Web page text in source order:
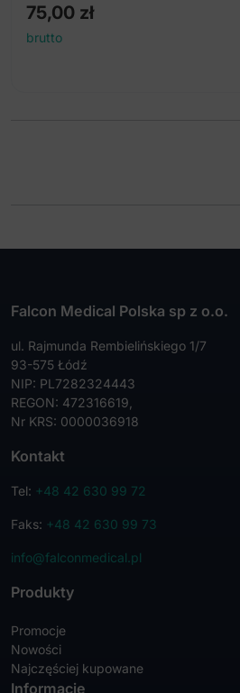
75,00 zł
brutto
Falcon Medical Polska sp z o.o.
ul. Rajmunda Rembielińskiego 1/7
93-575 Łódź
NIP: PL7282324443
REGON: 472316619,
Nr KRS: 0000036918
Kontakt
Tel: +48 42 630 99 72
Faks: +48 42 630 99 73
info@falconmedical.pl
Produkty
Promocje
Nowości
Najczęściej kupowane
Informacje